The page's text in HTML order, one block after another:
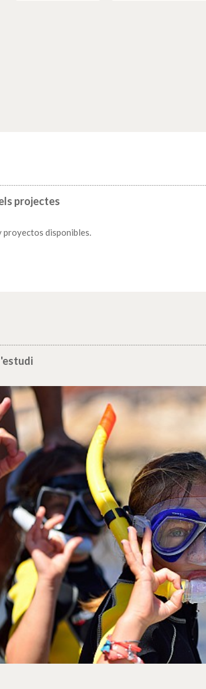
projectes
proyectos disponibles.